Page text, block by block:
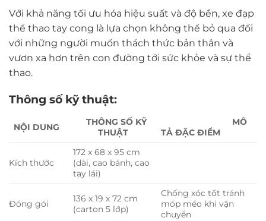
Với khả năng tối ưu hóa hiệu suất và độ bền, xe đạp
thể thao tay cong là lựa chọn không thể bỏ qua đối
với những người muốn thách thức bản thân và
vươn xa hơn trên con đường tới sức khỏe và sự thể
thao.
Thông số kỹ thuật:
NỘI DUNG
THÔNG SỐ KỸ
THUẬT
MÔ
TẢ ĐẶC ĐIỂM
Kích thước
172 x 68 x 95 cm
(dài, cao bánh, cao
tay lái)
Đóng gói
136 x 19 x 72 cm
(carton 5 lớp)
Chống xóc tốt tránh
móp méo khi vận
chuyển